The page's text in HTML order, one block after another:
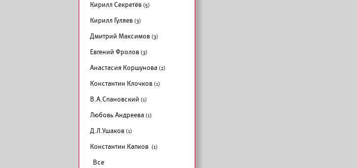
Кирилл Секретёв (5)
Кирилл Гуляев (3)
Дмитрий Максимов (3)
Евгений Фролов (3)
Анастасия Коршунова (2)
Константин Клочков (1)
В.А.Спановский (1)
Любовь Андреева (1)
Д.Л.Ушаков (1)
Константин Капков (1)
Все